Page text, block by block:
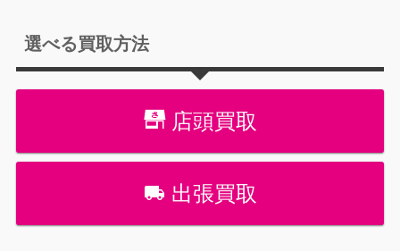
選べる買取方法
店頭買取
出張買取